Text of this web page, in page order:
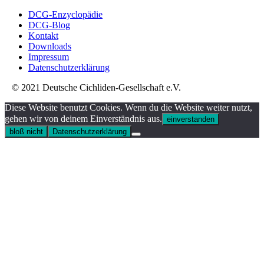
DCG-Enzyclopädie
DCG-Blog
Kontakt
Downloads
Impressum
Datenschutzerklärung
© 2021 Deutsche Cichliden-Gesellschaft e.V.
Diese Website benutzt Cookies. Wenn du die Website weiter nutzt,
gehen wir von deinem Einverständnis aus. einverstanden
bloß nicht
Datenschutzerklärung